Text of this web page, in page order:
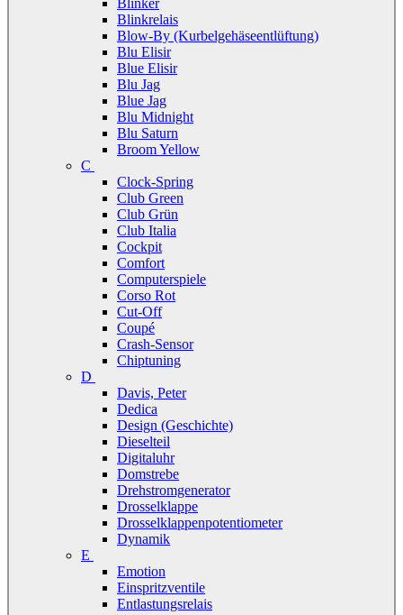
Blinker
Blinkrelais
Blow-By (Kurbelgehäseentlüftung)
Blu Elisir
Blue Elisir
Blu Jag
Blue Jag
Blu Midnight
Blu Saturn
Broom Yellow
C
Clock-Spring
Club Green
Club Grün
Club Italia
Cockpit
Comfort
Computerspiele
Corso Rot
Cut-Off
Coupé
Crash-Sensor
Chiptuning
D
Davis, Peter
Dedica
Design (Geschichte)
Dieselteil
Digitaluhr
Domstrebe
Drehstromgenerator
Drosselklappe
Drosselklappenpotentiometer
Dynamik
E
Emotion
Einspritzventile
Entlastungsrelais